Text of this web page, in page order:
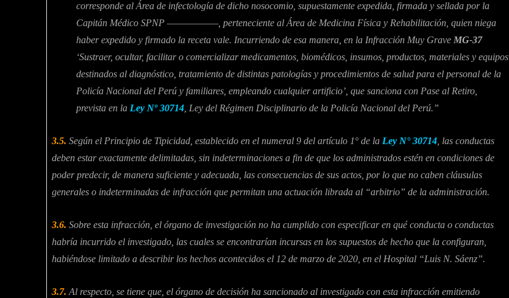
corresponde al Área de infectología de dicho nosocomio, supuestamente expedida, firmada y sellada por la
Capitán Médico SPNP ——————, perteneciente al Área de Medicina Física y Rehabilitación, quien niega
haber expedido y firmado la receta vale. Incurriendo de esa manera, en la Infracción Muy Grave MG-37
‘Sustraer, ocultar, facilitar o comercializar medicamentos, biomédicos, insumos, productos, materiales y equipos
destinados al diagnóstico, tratamiento de distintas patologías y procedimientos de salud para el personal de la
Policía Nacional del Perú y familiares, empleando cualquier artificio’, que sanciona con Pase al Retiro,
prevista en la Ley Nº 30714 , Ley del Régimen Disciplinario de la Policía Nacional del Perú.”
3.5. Según el Principio de Tipicidad, establecido en el numeral 9 del artículo 1° de la Ley N° 30714 , las conductas
deben estar exactamente delimitadas, sin indeterminaciones a fin de que los administrados estén en condiciones de
poder predecir, de manera suficiente y adecuada, las consecuencias de sus actos, por lo que no caben cláusulas
generales o indeterminadas de infracción que permitan una actuación librada al “arbitrio” de la administración.
3.6. Sobre esta infracción, el órgano de investigación no ha cumplido con especificar en qué conducta o conductas
habría incurrido el investigado, las cuales se encontrarían incursas en los supuestos de hecho que la configuran,
habiéndose limitado a describir los hechos acontecidos el 12 de marzo de 2020, en el Hospital “Luis N. Sáenz”.
3.7. Al respecto, se tiene que, el órgano de decisión ha sancionado al investigado con esta infracción emitiendo